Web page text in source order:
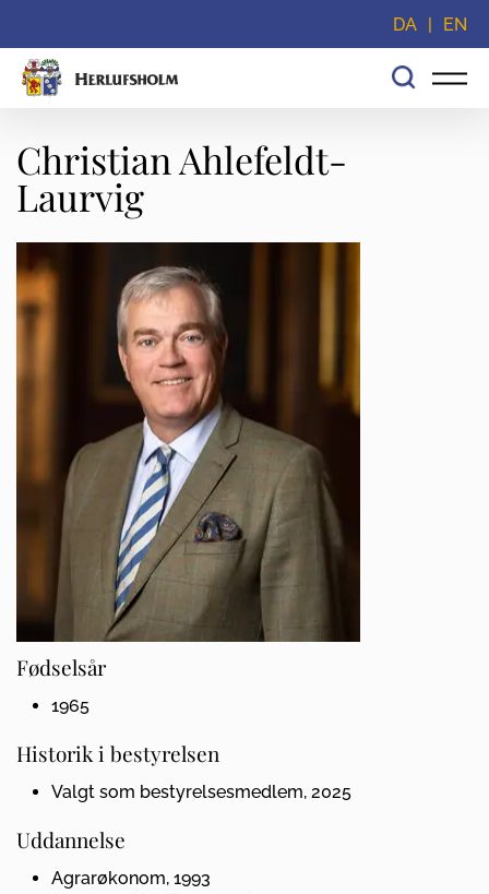
DA EN
Christian Ahlefeldt-
Laurvig
Fødselsår
1965
Historik i bestyrelsen
Valgt som bestyrelsesmedlem, 2025
Uddannelse
Agrarøkonom, 1993